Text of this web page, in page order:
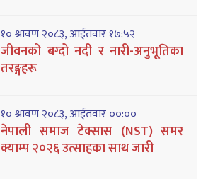
१० श्रावण २०८३, आईतवार १७:५२
जीवनको बग्दो नदी र नारी-अनुभूतिका
तरङ्गहरू
१० श्रावण २०८३, आईतवार ००:००
नेपाली समाज टेक्सास (NST) समर
क्याम्प २०२६ उत्साहका साथ जारी